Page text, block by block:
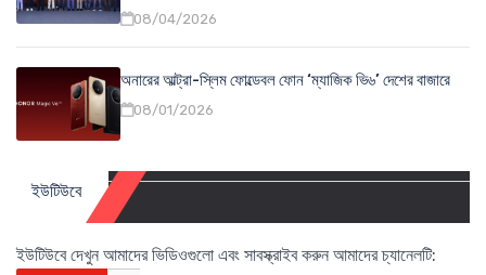
08/04/2026
অনারের আল্ট্রা-স্লিম ফোল্ডেবল ফোন ‘ম্যাজিক ভি৬’ দেশের বাজারে
08/01/2026
ইউটিউবে
ইউটিউবে দেখুন আমাদের ভিডিওগুলো এবং সাবস্ক্রাইব করুন আমাদের চ্যানেলটি: